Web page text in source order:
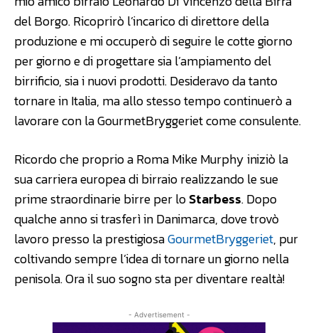
del Borgo. Ricoprirò l’incarico di direttore della
produzione e mi occuperò di seguire le cotte giorno
per giorno e di progettare sia l’ampiamento del
birrificio, sia i nuovi prodotti. Desideravo da tanto
tornare in Italia, ma allo stesso tempo continuerò a
lavorare con la GourmetBryggeriet come consulente.
Ricordo che proprio a Roma Mike Murphy iniziò la
sua carriera europea di birraio realizzando le sue
prime straordinarie birre per loStarbess. Dopo
qualche anno si trasferì in Danimarca, dove trovò
lavoro presso la prestigiosaGourmetBryggeriet, pur
coltivando sempre l’idea di tornare un giorno nella
penisola. Ora il suo sogno sta per diventare realtà!
- Advertisement -